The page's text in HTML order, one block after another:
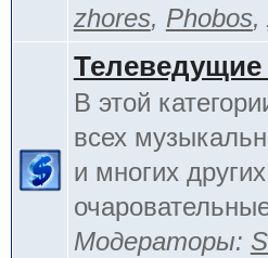
zhores, Phobos,
В этой
всех
и многих
Модераторы: